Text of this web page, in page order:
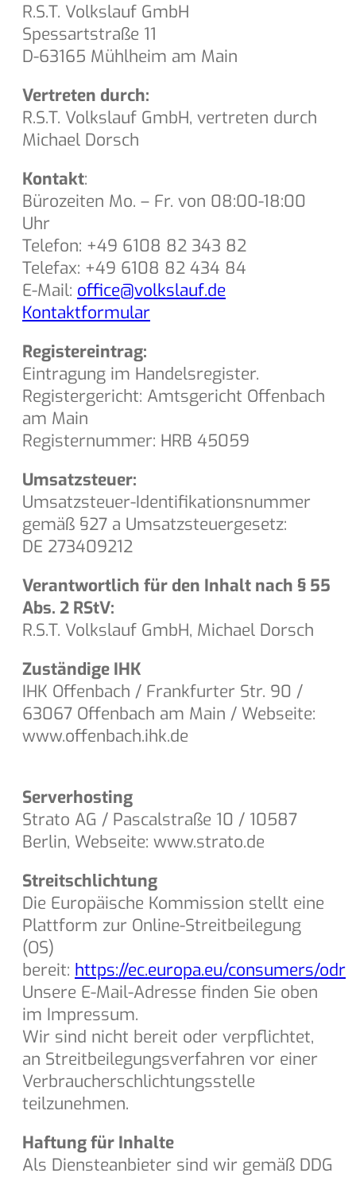
R.S.T. Volkslauf GmbH
Spessartstraße 11
D-63165 Mühlheim am Main
Vertreten durch:
R.S.T. Volkslauf GmbH, vertreten durch
Michael Dorsch
Kontakt:
Bürozeiten Mo. – Fr. von 08:00-18:00
Uhr
Telefon: +49 6108 82 343 82
Telefax: +49 6108 82 434 84
E-Mail: office@volkslauf.de
Kontaktformular
Registereintrag:
Eintragung im Handelsregister.
Registergericht: Amtsgericht Offenbach
am Main
Registernummer: HRB 45059
Umsatzsteuer:
Umsatzsteuer-Identifikationsnummer
gemäß §27 a Umsatzsteuergesetz:
DE 273409212
Verantwortlich für den Inhalt nach § 55
Abs. 2 RStV:
R.S.T. Volkslauf GmbH, Michael Dorsch
Zuständige IHK
IHK Offenbach / Frankfurter Str. 90 /
63067 Offenbach am Main / Webseite:
www.offenbach.ihk.de
Serverhosting
Strato AG / Pascalstraße 10 / 10587
Berlin, Webseite: www.strato.de
Streitschlichtung
Die Europäische Kommission stellt eine
Plattform zur Online-Streitbeilegung
(OS)
bereit: https://ec.europa.eu/consumers/odr
Unsere E-Mail-Adresse finden Sie oben
im Impressum.
Wir sind nicht bereit oder verpflichtet,
an Streitbeilegungsverfahren vor einer
Verbraucherschlichtungsstelle
teilzunehmen.
Haftung für Inhalte
Als Diensteanbieter sind wir gemäß DDG